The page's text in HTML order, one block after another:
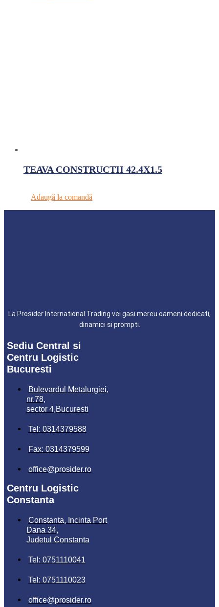
TEAVA CONSTRUCTII 42.4X1.5
Adaugă la comandă
La Prosider International Trading vei gasi mereu oameni dedicati,
dinamici si prompti.
Sediu Central si
Centru Logistic
Bucuresti
Bulevardul Metalurgiei,
nr.78,
sector 4,Bucuresti
Tel: 0314379588
Fax: 0314379599
office@prosider.ro
Centru Logistic
Constanta
Constanta, Incinta Port
Dana 34,
Judetul Constanta
Tel: 0751110041
Tel: 0751110023
office@prosider.ro